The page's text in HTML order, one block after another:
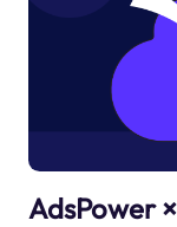
AdsPower